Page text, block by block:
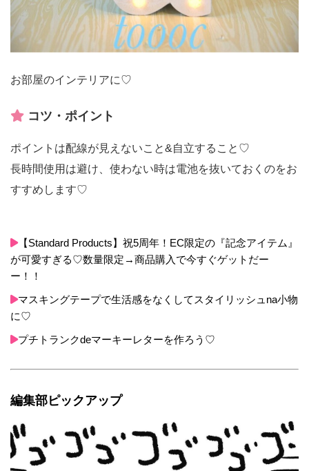
お部屋のインテリアに♡
コツ・ポイント
ポイントは配線が見えないこと&自立すること♡
長時間使用は避け、使わない時は電池を抜いておくのをお
すすめします♡
【Standard Products】祝5周年！EC限定の『記念アイテム』
が可愛すぎる♡数量限定→商品購入で今すぐゲットだー
ー！！
マスキングテープで生活感をなくしてスタイリッシュna小物
に♡
プチトランクdeマーキーレターを作ろう♡
編集部ピックアップ